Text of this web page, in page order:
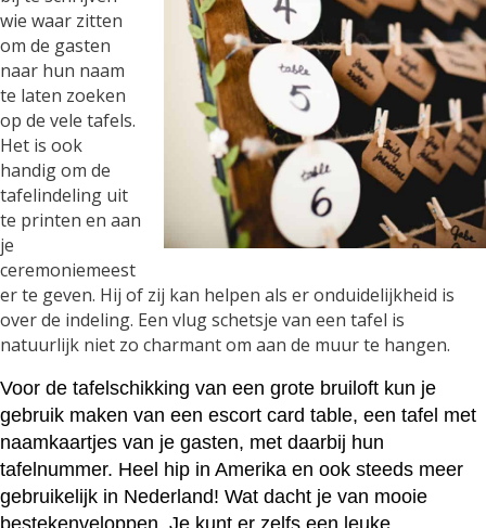
wie waar zitten
om de gasten
naar hun naam
te laten zoeken
op de vele tafels.
Het is ook
handig om de
tafelindeling uit
te printen en aan
je
ceremoniemeest
er te geven. Hij of zij kan helpen als er onduidelijkheid is
over de indeling. Een vlug schetsje van een tafel is
natuurlijk niet zo charmant om aan de muur te hangen.
Voor de tafelschikking van een grote bruiloft kun je
gebruik maken van een escort card table, een tafel met
naamkaartjes van je gasten, met daarbij hun
tafelnummer. Heel hip in Amerika en ook steeds meer
gebruikelijk in Nederland! Wat dacht je van mooie
bestekenveloppen. Je kunt er zelfs een leuke